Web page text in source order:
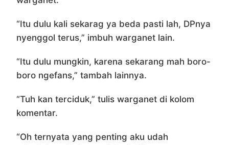
“Itu dulu kali sekarag ya beda pasti lah, DPnya
nyenggol terus,” imbuh warganet lain.
“Itu dulu mungkin, karena sekarang mah boro-
boro ngefans,” tambah lainnya.
“Tuh kan terciduk,” tulis warganet di kolom
komentar.
“Oh ternyata yang penting aku udah